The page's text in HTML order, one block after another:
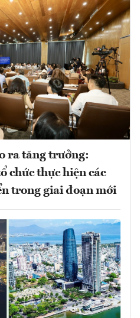
ra tăng trưởng:
chức thực hiện các
trong giai đoạn mới